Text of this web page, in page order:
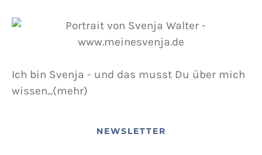
Ich bin Svenja - und das musst Du über mich
wissen...(mehr)
NEWSLETTER